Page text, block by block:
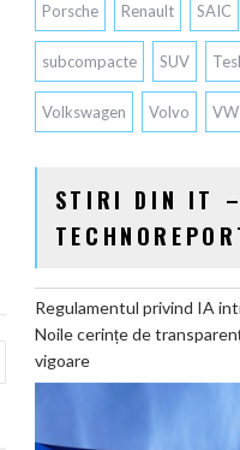
Porsche Renault SAIC
subcompacte SUV
Volkswagen Volvo VW
STIRI DIN IT –
Regulamentul privind IA
Noile cerințe de
vigoare